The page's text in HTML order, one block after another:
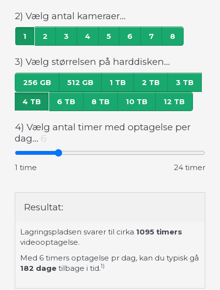
2) Vælg antal kameraer...
1 2 3 4 5 6 7 8
3) Vælg størrelsen på harddisken...
256 GB 512 GB 1 TB 2 TB 3 TB
4 TB 6 TB 8 TB 10 TB 12 TB
4) Vælg antal timer med optagelse per
dag... 6
1 time 24 timer
Resultat:
Lagringspladsen svarer til cirka 1095 timers
videooptagelse.
Med 6 timers optagelse pr dag, kan du typisk gå
182 dage tilbage i tid.1)